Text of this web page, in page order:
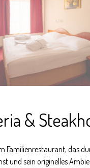
&
Familienrestaurant, das
und sein originelles